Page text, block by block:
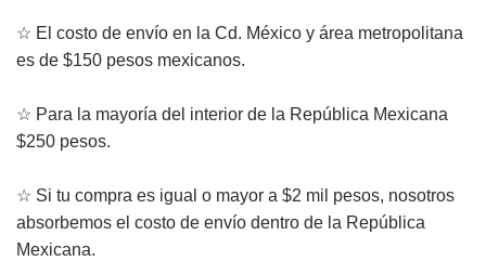
☆ El costo de envío en la Cd. México y área metropolitana
es de $150 pesos mexicanos.
☆ Para la mayoría del interior de la República Mexicana
$250 pesos.
☆ Si tu compra es igual o mayor a $2 mil pesos, nosotros
absorbemos el costo de envío dentro de la República
Mexicana.